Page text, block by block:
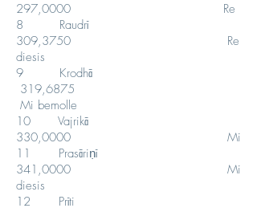
297,0000 Re
8 Raudrī
309,3750 Re
diesis
9 Krodhā
319,6875
Mi bemolle
10 Vajrikā
330,0000 Mi
11 Prasāriṇī
341,0000 Mi
diesis
12 Prīti